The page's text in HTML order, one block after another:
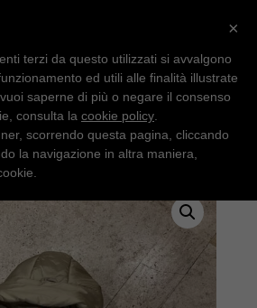
/ Save The Duck bambina
×
terzi da questo utilizzati si avvalgono
ed utili alle finalità illustrate
saperne di più o negare il consenso
consulta la cookie policy
scorrendo questa pagina, cliccando
la navigazione in altra maniera,